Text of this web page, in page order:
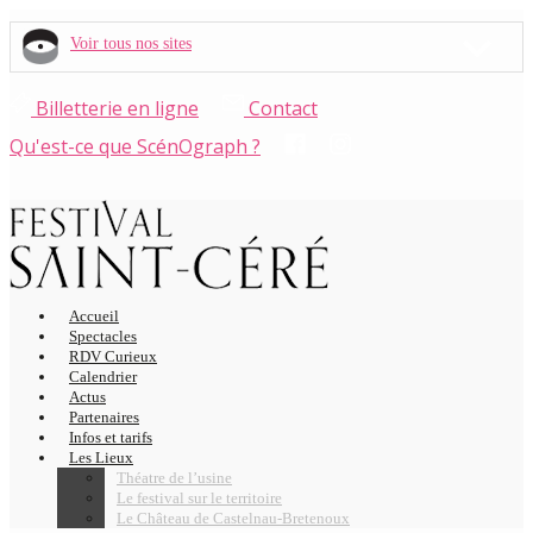
Voir tous nos sites
Billetterie en ligne
Contact
Qu'est-ce que ScénOgraph ?
Accueil
Spectacles
RDV Curieux
Calendrier
Actus
Partenaires
Infos et tarifs
Les Lieux
Théatre de l’usine
Le festival sur le territoire
Le Château de Castelnau-Bretenoux